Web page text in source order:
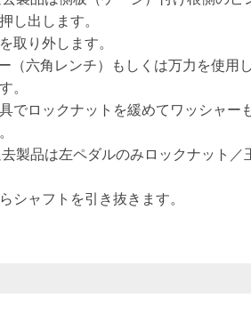
し出します。
取り外します。
（六角レンチ）もしくは万力を使用
。
ロックナットを緩めてワッシャー
製品は左ペダルのみロックナット／
シャフトを引き抜きます。